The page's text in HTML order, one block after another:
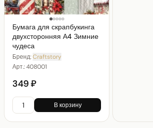
Бумага для скрапбукинга
двухсторонняя А4 Зимние
чудеса
Бренд:Craftstory
Арт.:408001
349 ₽
В корзину